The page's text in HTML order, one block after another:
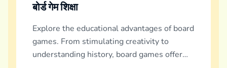
बोर्ड गेम शिक्षा
Explore the educational advantages of board
games. From stimulating creativity to
understanding history, board games offer